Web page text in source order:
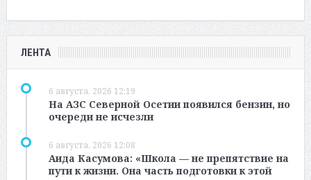
ЛЕНТА
6 августа, 2026 12:19
На АЗС Северной Осетии появился бензин, но
очереди не исчезли
6 августа, 2026 12:08
Аида Касумова: «Школа — не препятствие на
пути к жизни. Она часть подготовки к этой